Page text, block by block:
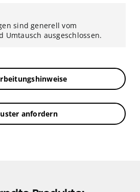
sind generell vom
Umtausch ausgeschlossen.
anfordern